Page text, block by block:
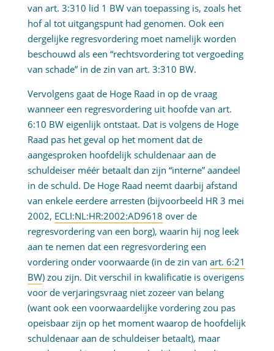
van art. 3:310 lid 1 BW van toepassing is, zoals het
hof al tot uitgangspunt had genomen. Ook een
dergelijke regresvordering moet namelijk worden
beschouwd als een “rechtsvordering tot vergoeding
van schade” in de zin van art. 3:310 BW.
Vervolgens gaat de Hoge Raad in op de vraag
wanneer een regresvordering uit hoofde van art.
6:10 BW eigenlijk ontstaat. Dat is volgens de Hoge
Raad pas het geval op het moment dat de
aangesproken hoofdelijk schuldenaar aan de
schuldeiser méér betaalt dan zijn “interne” aandeel
in de schuld. De Hoge Raad neemt daarbij afstand
van enkele eerdere arresten (bijvoorbeeld HR 3 mei
2002, ECLI:NL:HR:2002:AD9618 over de
regresvordering van een borg), waarin hij nog leek
aan te nemen dat een regresvordering een
vordering onder voorwaarde (in de zin van art. 6:21
BW) zou zijn. Dit verschil in kwalificatie is overigens
voor de verjaringsvraag niet zozeer van belang
(want ook een voorwaardelijke vordering zou pas
opeisbaar zijn op het moment waarop de hoofdelijk
schuldenaar aan de schuldeiser betaalt), maar